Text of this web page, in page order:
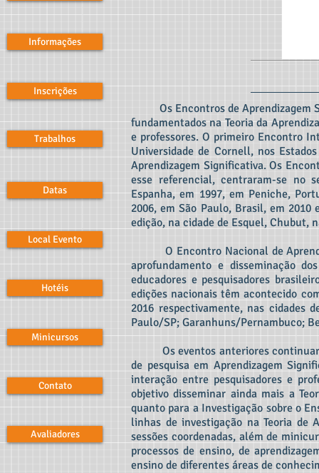
Informações
Inscrições
Trabalhos
Datas
Local Evento
Hotéis
Minicursos
Contato
Avaliadores
Os Encontros de Aprendizagem
fundamentados na Teoria da
e professores. O primeiro Encontro
Universidade de Cornell, nos
Aprendizagem Significativa. Os
esse referencial, centraram-se no
Espanha, em 1997, em Peniche,
2006, em São Paulo, Brasil, em 2010
edição, na cidade de Esquel, Chubut,
O Encontro Nacional de
aprofundamento e disseminação
educadores e pesquisadores
edições nacionais têm acontecido
2016 respectivamente, nas cidades
Paulo/SP; Garanhuns/Pernambuco;
Os eventos anteriores
de pesquisa em Aprendizagem
interação entre pesquisadores e
objetivo disseminar ainda mais a
quanto para a Investigação sobre o
linhas de investigação na Teoria de
sessões coordenadas, além de
processos de ensino, de
ensino de diferentes áreas de